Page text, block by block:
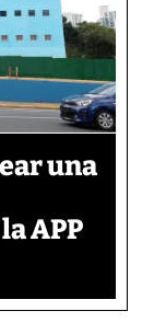
una
APP